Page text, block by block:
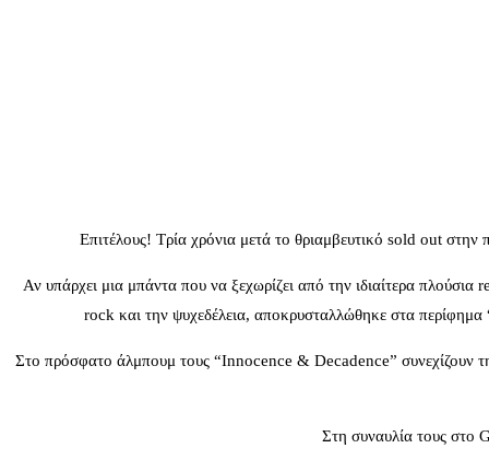
Επιτέλους! Τρία χρόνια μετά το θριαμβευτικό sold out
Αν υπάρχει μια μπάντα που να ξεχωρίζει από την ιδιαίτερα
rock και την ψυχεδέλεια, αποκρυσταλλώθηκε στα
Στο πρόσφατο άλμπουμ τους “Innocence & Decadence” συνεχίζουν
Στη συναυλία τους στο